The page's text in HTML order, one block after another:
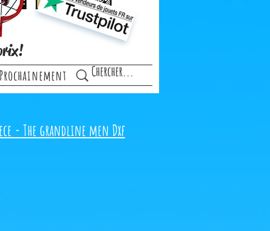
Prochainement
- The grandline men Dxf